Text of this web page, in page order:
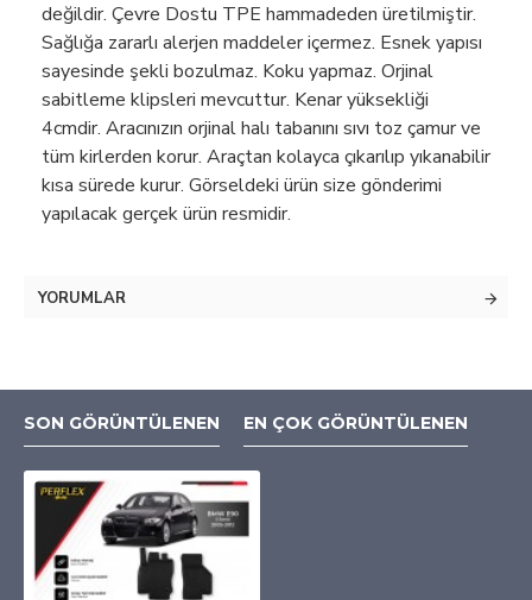
değildir. Çevre Dostu TPE hammadeden üretilmiştir.
Sağlığa zararlı alerjen maddeler içermez. Esnek yapısı
sayesinde şekli bozulmaz. Koku yapmaz. Orjinal
sabitleme klipsleri mevcuttur. Kenar yüksekliği
4cmdir. Aracınızın orjinal halı tabanını sıvı toz çamur ve
tüm kirlerden korur. Araçtan kolayca çıkarılıp yıkanabilir
kısa sürede kurur. Görseldeki ürün size gönderimi
yapılacak gerçek ürün resmidir.
YORUMLAR
SON GÖRÜNTÜLENEN EN ÇOK GÖRÜNTÜLENEN